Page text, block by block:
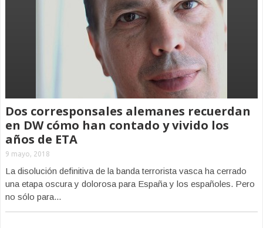
Dos corresponsales alemanes recuerdan
en DW cómo han contado y vivido los
años de ETA
9 mayo, 2018
La disolución definitiva de la banda terrorista vasca ha cerrado
una etapa oscura y dolorosa para España y los españoles. Pero
no sólo para...